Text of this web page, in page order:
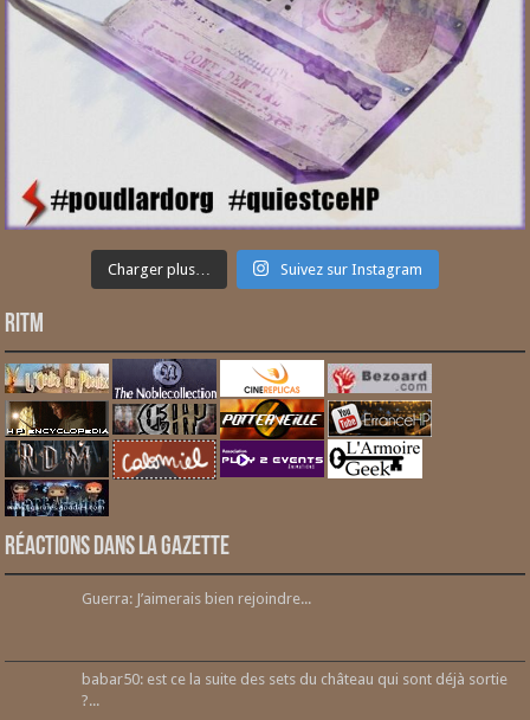
Charger plus… Suivez sur Instagram
RITM
Réactions dans la gazette
Guerra: J’aimerais bien rejoindre...
babar50: est ce la suite des sets du château qui sont déjà sortie
?...